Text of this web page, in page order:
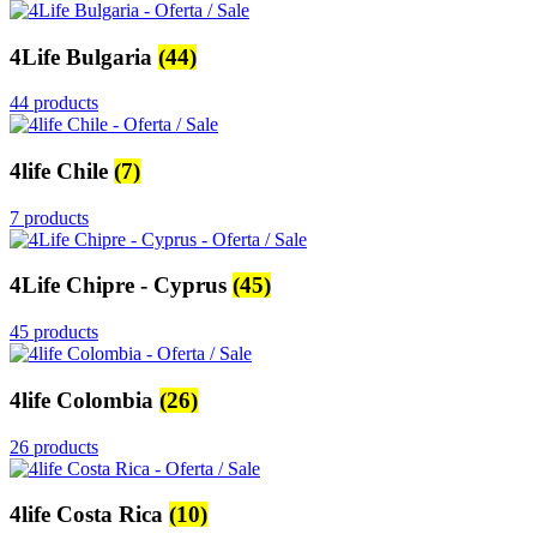
4Life Bulgaria (44)
44 products
4life Chile (7)
7 products
4Life Chipre - Cyprus (45)
45 products
4life Colombia (26)
26 products
4life Costa Rica (10)